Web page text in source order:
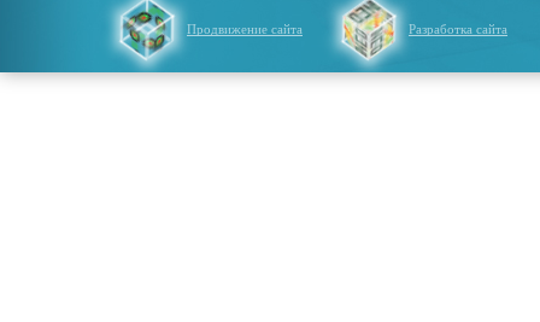
Продвижение сайта Разработка сайта